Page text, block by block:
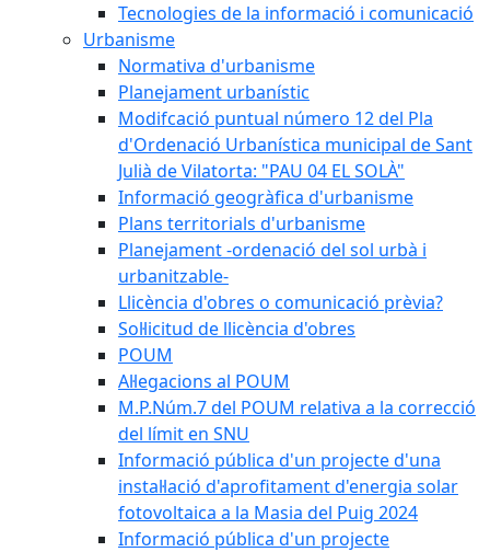
Tecnologies de la informació i comunicació
Urbanisme
Normativa d'urbanisme
Planejament urbanístic
Modifcació puntual número 12 del Pla
d'Ordenació Urbanística municipal de Sant
Julià de Vilatorta: "PAU 04 EL SOLÀ"
Informació geogràfica d'urbanisme
Plans territorials d'urbanisme
Planejament -ordenació del sol urbà i
urbanitzable-
Llicència d'obres o comunicació prèvia?
Sol·licitud de llicència d'obres
POUM
Al·legacions al POUM
M.P.Núm.7 del POUM relativa a la correcció
del límit en SNU
Informació pública d'un projecte d'una
instal·lació d'aprofitament d'energia solar
fotovoltaica a la Masia del Puig 2024
Informació pública d'un projecte